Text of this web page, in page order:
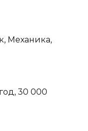
Механика,